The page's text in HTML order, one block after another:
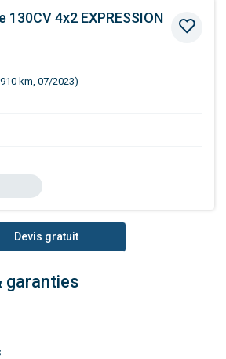
Devis gratuit
garanties
130CV 4x2 EXPRESSION
km, 07/2023)